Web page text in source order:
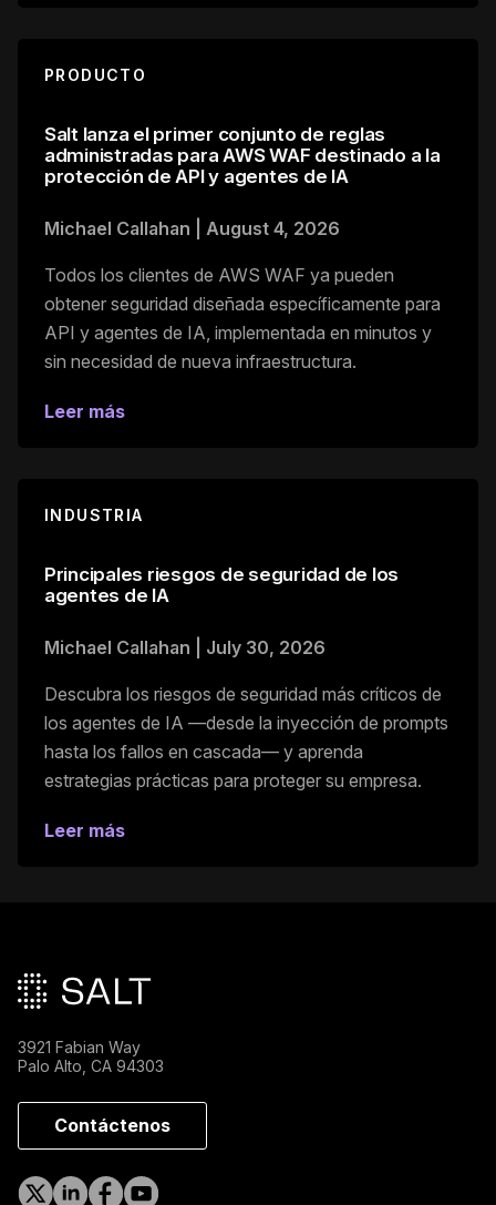
PRODUCTO
Salt lanza el primer conjunto de reglas
administradas para AWS WAF destinado a la
protección de API y agentes de IA
Michael Callahan August 4, 2026
Todos los clientes de AWS WAF ya pueden
obtener seguridad diseñada específicamente para
API y agentes de IA, implementada en minutos y
sin necesidad de nueva infraestructura.
Leer más
INDUSTRIA
Principales riesgos de seguridad de los
agentes de IA
Michael Callahan July 30, 2026
Descubra los riesgos de seguridad más críticos de
los agentes de IA —desde la inyección de prompts
hasta los fallos en cascada— y aprenda
estrategias prácticas para proteger su empresa.
Leer más
3921 Fabian Way
Palo Alto, CA 94303
Contáctenos